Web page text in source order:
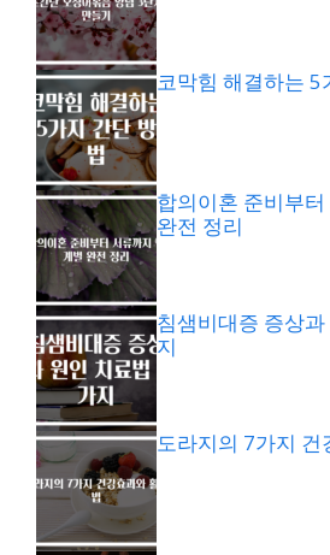
코막힘 해결하는 5
합의이혼 준비부
완전 정리
침샘비대증 증상
지
도라지의 7가지